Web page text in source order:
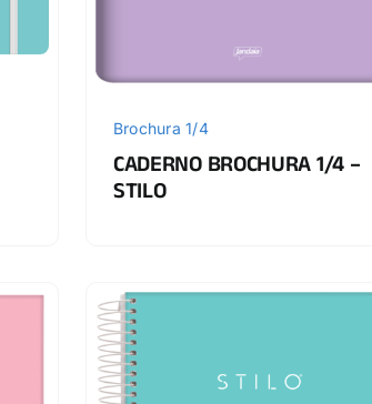
Brochura 1/4
CADERNO BROCHURA 1/4 –
STILO